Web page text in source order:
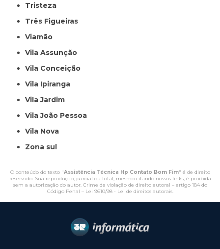
Tristeza
Três Figueiras
Viamão
Vila Assunção
Vila Conceição
Vila Ipiranga
Vila Jardim
Vila João Pessoa
Vila Nova
Zona sul
O conteúdo do texto "Assistência Técnica Hp Contato Bom Fim" é de direito
reservado. Sua reprodução, parcial ou total, mesmo citando nossos links, é proibida
sem a autorização do autor. Crime de violação de direito autoral – artigo 184 do
Código Penal – Lei 9610/98 - Lei de direitos autorais.